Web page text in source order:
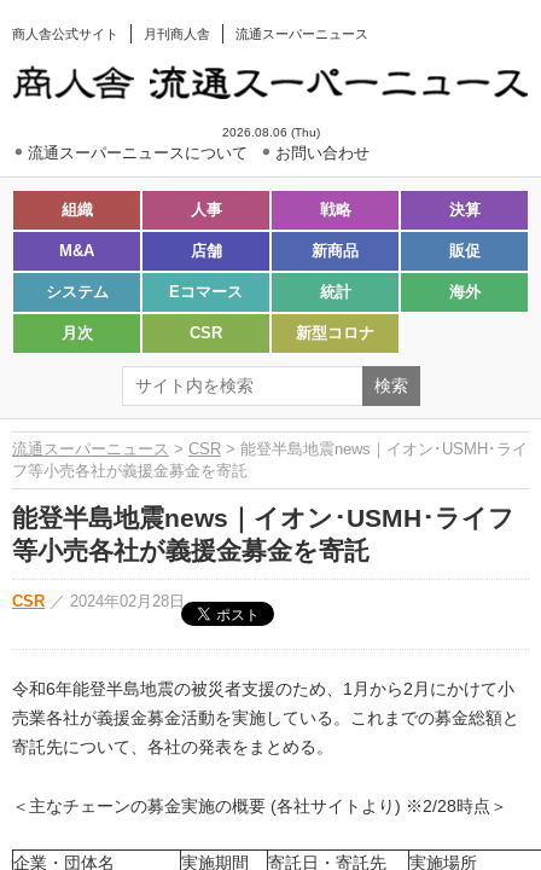
商人舎公式サイト 月刊商人舎 流通スーパーニュース
2026.08.06 (Thu)
流通スーパーニュースについて お問い合わせ
組織 人事 戦略 決算
M&A 店舗 新商品 販促
システム Eコマース 統計 海外
月次 CSR 新型コロナ
流通スーパーニュース > CSR > 能登半島地震news｜イオン･USMH･ライ
フ等小売各社が義援金募金を寄託
能登半島地震news｜イオン･USMH･ライフ
等小売各社が義援金募金を寄託
CSR ／ 2024年02月28日
令和6年能登半島地震の被災者支援のため、1月から2月にかけて小
売業各社が義援金募金活動を実施している。これまでの募金総額と
寄託先について、各社の発表をまとめる。
＜主なチェーンの募金実施の概要 (各社サイトより) ※2/28時点＞
企業・団体名 実施期間 寄託日・寄託先 実施場所